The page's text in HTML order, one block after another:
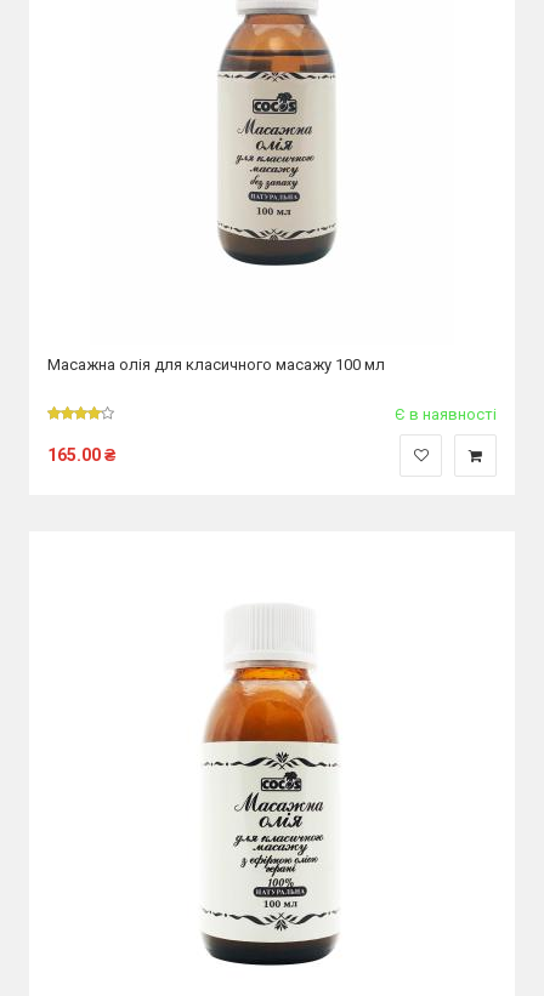
Масажна олія для класичного масажу 100 мл
Є в наявності
165.00₴